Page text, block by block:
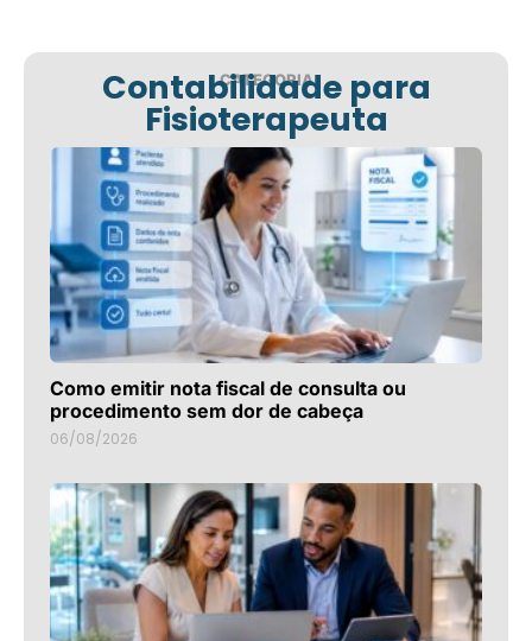
CATEGORIA
Contabilidade para
Fisioterapeuta
Como emitir nota fiscal de consulta ou
procedimento sem dor de cabeça
06/08/2026